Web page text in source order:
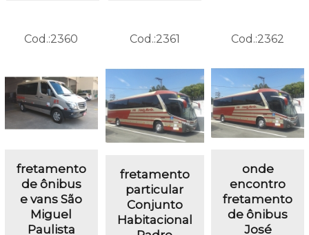
Cod.:2360
fretamento
de ônibus
e vans São
Miguel
Paulista
Cod.:2361
fretamento
particular
Conjunto
Habitacional
Cod.:2362
onde
encontro
fretamento
de ônibus
José